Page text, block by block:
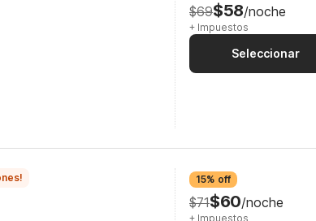
$69$58/noche
+ Impuestos
Seleccionar
15% off
$71$60/noche
+ Impuestos